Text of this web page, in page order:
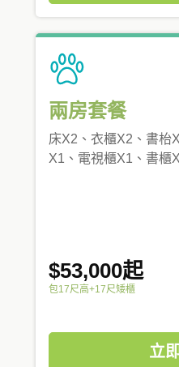
兩房套餐
床X2、衣櫃X2、書枱
X1、電視櫃X1、書櫃
$53,000起
包17尺高+17尺矮櫃
立